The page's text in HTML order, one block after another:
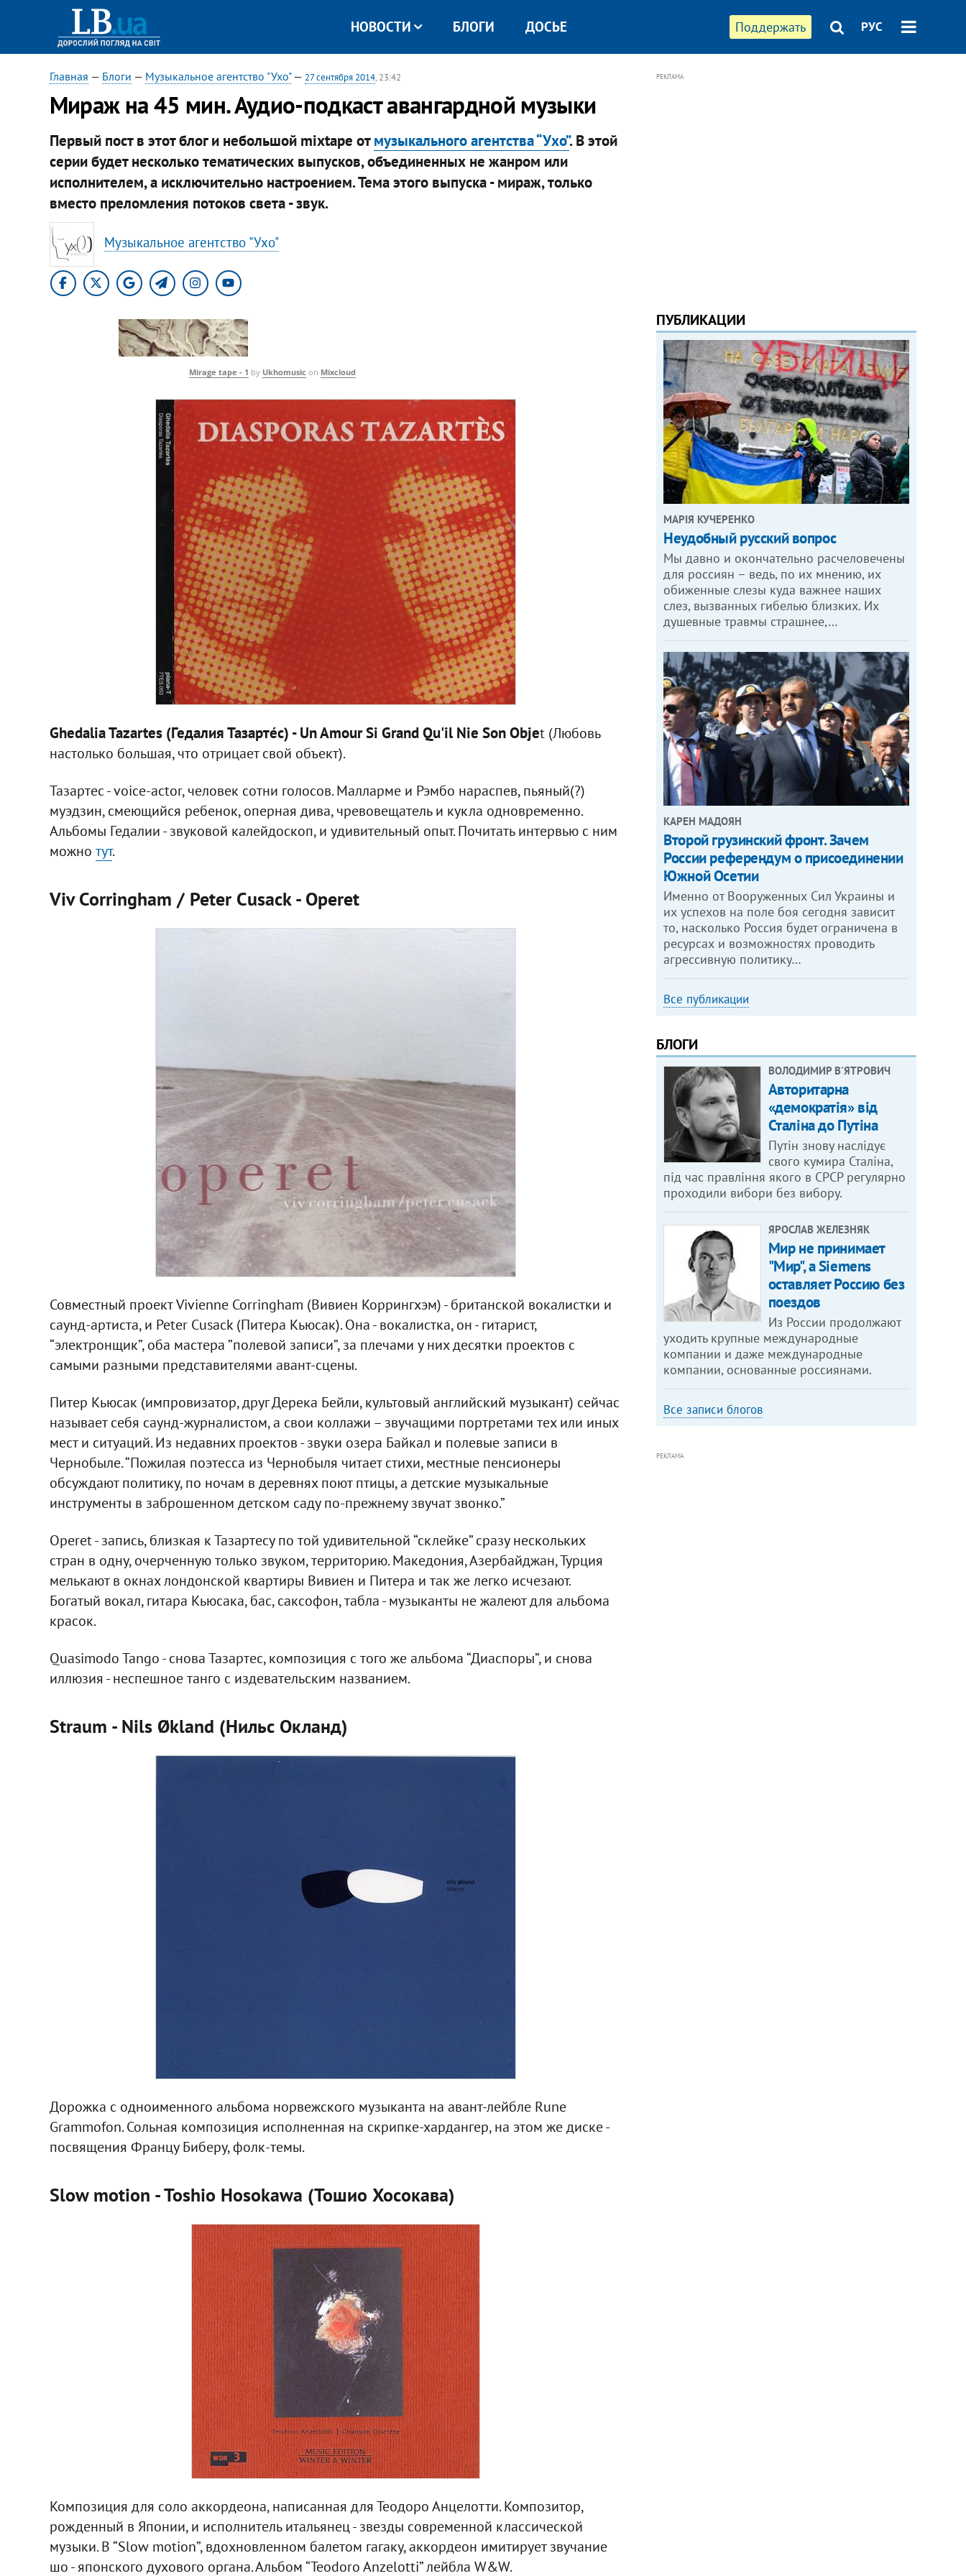
Поддержать РУС
НОВОСТИ БЛОГИ ДОСЬЕ
Главная — Блоги — Музыкальное агентство "Ухо"— 27 сентября 2014, 23:42
Мираж на 45 мин. Аудио-подкаст авангардной музыки
Первый пост в этот блог и небольшой mixtape отмузыкального агентства “Ухо”. В этой
серии будет несколько тематических выпусков, объединенных не жанром или
исполнителем, а исключительно настроением. Тема этого выпуска - мираж, только
вместо преломления потоков света - звук.
Музыкальное агентство "Ухо"
Mirage tape - 1 by Ukhomusic on Mixcloud
Ghedalia Tazartes (Гедалия Тазартéс) - Un Amour Si Grand Qu'il Nie Son Objet (Любовь
настолько большая, что отрицает свой объект).
Тазартес - voice-actor, человек сотни голосов. Малларме и Рэмбо нараспев, пьяный(?)
муэдзин, смеющийся ребенок, оперная дива, чревовещатель и кукла одновременно.
Альбомы Гедалии - звуковой калейдоскоп, и удивительный опыт. Почитать интервью с ним
можно тут.
Viv Corringham / Peter Cusack - Operet
Совместный проект Vivienne Corringham (Вивиен Коррингхэм) - британской вокалистки и
саунд-артиста, и Peter Cusack (Питера Кьюcак). Она - вокалистка, он - гитарист,
“электронщик”, оба мастера ”полевой записи”, за плечами у них десятки проектов с
самыми разными представителями авант-сцены.
Питер Кьюсак (импровизатор, друг Дерека Бейли, культовый английский музыкант) сейчас
называет себя саунд-журналистом, а свои коллажи – звучащими портретами тех или иных
мест и ситуаций. Из недавних проектов - звуки озера Байкал и полевые записи в
Чернобыле. “Пожилая поэтесса из Чернобыля читает стихи, местные пенсионеры
обсуждают политику, по ночам в деревнях поют птицы, а детские музыкальные
инструменты в заброшенном детском саду по-прежнему звучат звонко.”
Operet - запись, близкая к Тазартесу по той удивительной “склейке” сразу нескольких
стран в одну, очерченную только звуком, территорию. Македония, Азербайджан, Турция
мелькают в окнах лондонской квартиры Вивиен и Питера и так же легко исчезают.
Богатый вокал, гитара Кьюсака, бас, саксофон, табла - музыканты не жалеют для альбома
красок.
Quasimodo Tango - cнова Тазартес, композиция с того же альбома “Диаспоры”, и снова
иллюзия - неспешное танго с издевательским названием.
Straum - Nils Økland (Нильс Окланд)
Дорожка с одноименного альбома норвежского музыканта на авант-лейбле Rune
Grammofon. Сольная композиция исполненная на скрипке-хардангер, на этом же диске -
посвящения Францу Биберу, фолк-темы.
Slow motion - Toshio Hosokawa (Тошио Хосокава)
Композиция для соло аккордеона, написанная для Теодоро Анцелотти. Композитор,
рожденный в Японии, и исполнитель итальянец - звезды современной классической
музыки. В “Slow motion”, вдохновленном балетом гагаку, аккордеон имитирует звучание
шо - японского духового органа. Альбом “Teodoro Anzelotti” лейбла W&W.
РЕКЛАМА
ПУБЛИКАЦИИ
МАРІЯ КУЧЕРЕНКО
​Неудобный русский вопрос
Мы давно и окончательно расчеловечены
для россиян – ведь, по их мнению, их
обиженные слезы куда важнее наших
слез, вызванных гибелью близких. Их
душевные травмы страшнее,…
КАРЕН МАДОЯН
Второй грузинский фронт. Зачем
России референдум о присоединении
Южной Осетии
Именно от Вооруженных Сил Украины и
их успехов на поле боя сегодня зависит
то, насколько Россия будет ограничена в
ресурсах и возможностях проводить
агрессивную политику…
Все публикации
БЛОГИ
ВОЛОДИМИР В'ЯТРОВИЧ
Авторитарна
«демократія» від
Сталіна до Путіна
Путін знову наслідує
свого кумира Сталіна,
під час правління якого в СРСР регулярно
проходили вибори без вибору.
ЯРОСЛАВ ЖЕЛЕЗНЯК
Мир не принимает
"Мир", а Siemens
оставляет Россию без
поездов
Из России продолжают
уходить крупные международные
компании и даже международные
компании, основанные россиянами.
Все записи блогов
РЕКЛАМА